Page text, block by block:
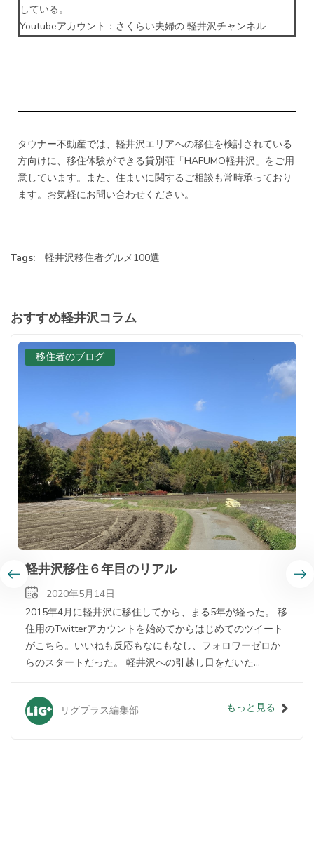
している。
Youtubeアカウント： さくらい夫婦の 軽井沢チャンネル
タウナー不動産では、軽井沢エリアへの移住を検討されている
方向けに、移住体験ができる貸別荘「HAFUMO軽井沢」をご用
意しています。また、住まいに関するご相談も常時承っており
ます。お気軽にお問い合わせください。
Tags: 軽井沢移住者グルメ100選
おすすめ軽井沢コラム
移住者のブログ
軽井沢移住６年目のリアル
2020年5月14日
2015年4月に軽井沢に移住してから、まる5年が経った。 移
住用のTwitterアカウントを始めてからはじめてのツイート
がこちら。いいねも反応もなにもなし、フォロワーゼロか
らのスタートだった。 軽井沢への引越し日をだいた...
リグプラス編集部 もっと見る